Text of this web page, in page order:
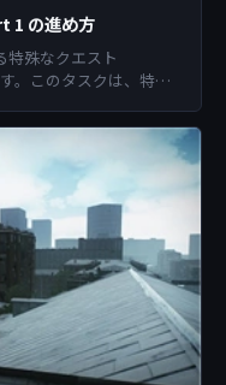
1 の進め方
特殊なクエスト
。このタスクは、特定